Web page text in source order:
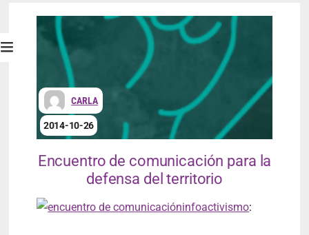
CARLA
2014-10-26
Encuentro de comunicación para la
defensa del territorio
infoactivismo: